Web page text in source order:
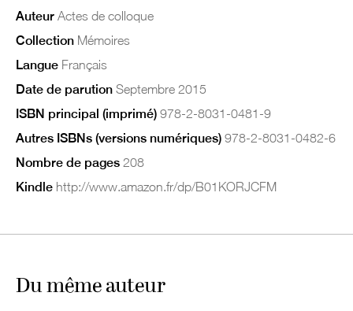
Auteur Actes de colloque
Collection Mémoires
Langue Français
Date de parution Septembre 2015
ISBN principal (imprimé) 978-2-8031-0481-9
Autres ISBNs (versions numériques) 978-2-8031-0482-6
Nombre de pages 208
Kindle http://www.amazon.fr/dp/B01KORJCFM
Du même auteur